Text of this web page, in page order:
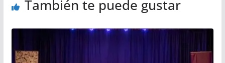
También te puede gustar